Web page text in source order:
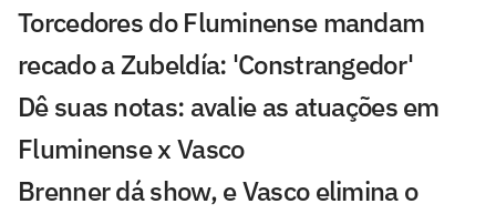
Torcedores do Fluminense mandam
recado a Zubeldía: 'Constrangedor'
Dê suas notas: avalie as atuações em
Fluminense x Vasco
Brenner dá show, e Vasco elimina o